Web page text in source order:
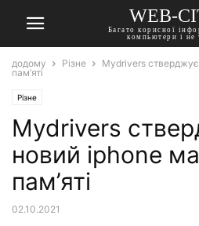
WEB-
Багато корисної
компьютери і не
додому Різне
Mydrivers
пам’яті
Різне
Mydrivers
новий iphone
пам’яті
02.10.2021